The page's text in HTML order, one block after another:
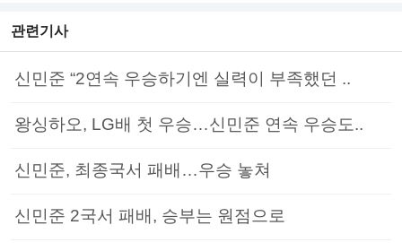
관련기사
신민준 “2연속 우승하기엔 실력이 부족했던 ..
왕싱하오, LG배 첫 우승…신민준 연속 우승도..
신민준, 최종국서 패배…우승 놓쳐
신민준 2국서 패배, 승부는 원점으로